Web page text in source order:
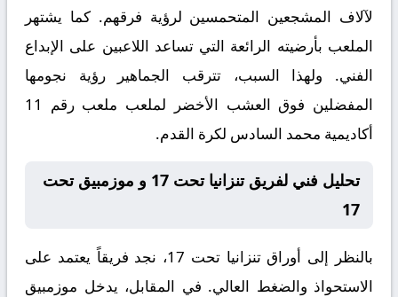
لآلاف المشجعين المتحمسين لرؤية فرقهم. كما يشتهر
الملعب بأرضيته الرائعة التي تساعد اللاعبين على الإبداع
الفني. ولهذا السبب، تترقب الجماهير رؤية نجومها
المفضلين فوق العشب الأخضر لملعب ملعب رقم 11
أكاديمية محمد السادس لكرة القدم.
تحليل فني لفريق تنزانيا تحت 17 و موزمبيق تحت
17
بالنظر إلى أوراقتنزانيا تحت 17
، نجد فريقاً يعتمد على
الاستحواذ والضغط العالي. في المقابل، يدخل موزمبيق